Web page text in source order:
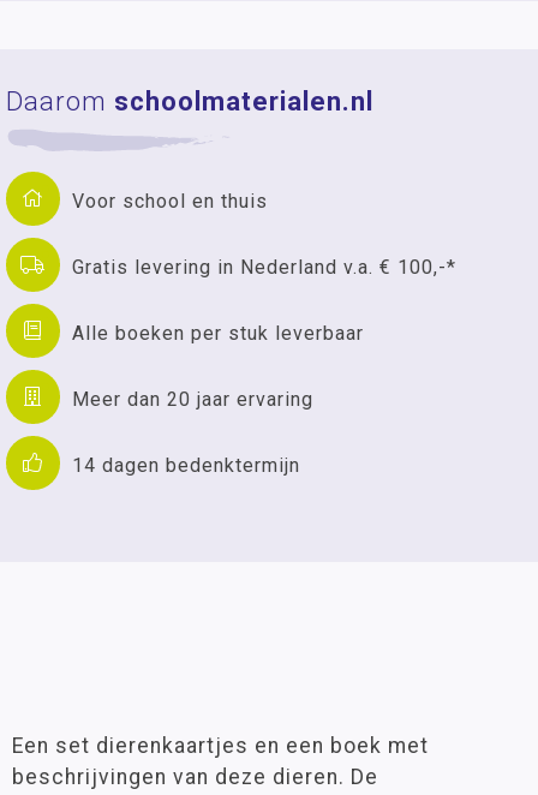
Daarom schoolmaterialen.nl
Voor school en thuis
Gratis levering in Nederland v.a. € 100,-*
Alle boeken per stuk leverbaar
Meer dan 20 jaar ervaring
14 dagen bedenktermijn
Een set dierenkaartjes en een boek met
beschrijvingen van deze dieren. De